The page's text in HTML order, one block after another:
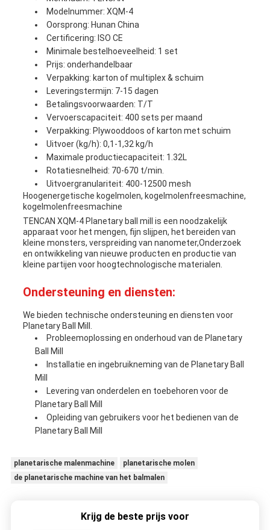
Modelnummer: XQM-4
Oorsprong: Hunan China
Certificering: ISO CE
Minimale bestelhoeveelheid: 1 set
Prijs: onderhandelbaar
Verpakking: karton of multiplex & schuim
Leveringstermijn: 7-15 dagen
Betalingsvoorwaarden: T/T
Vervoerscapaciteit: 400 sets per maand
Verpakking: Plywooddoos of karton met schuim
Uitvoer (kg/h): 0,1-1,32 kg/h
Maximale productiecapaciteit: 1.32L
Rotatiesnelheid: 70-670 t/min.
Uitvoergranulariteit: 400-12500 mesh
Hoogenergetische kogelmolen, kogelmolenfreesmachine,
kogelmolenfreesmachine
TENCAN XQM-4 Planetary ball mill is een noodzakelijk
apparaat voor het mengen, fijn slijpen, het bereiden van
kleine monsters, verspreiding van nanometer,Onderzoek
en ontwikkeling van nieuwe producten en productie van
kleine partijen voor hoogtechnologische materialen.
Ondersteuning en diensten:
We bieden technische ondersteuning en diensten voor
Planetary Ball Mill.
Probleemoplossing en onderhoud van de Planetary
Ball Mill
Installatie en ingebruikneming van de Planetary Ball
Mill
Levering van onderdelen en toebehoren voor de
Planetary Ball Mill
Opleiding van gebruikers voor het bedienen van de
Planetary Ball Mill
planetarische malenmachine
planetarische molen
de planetarische machine van het balmalen
Krijg de beste prijs voor